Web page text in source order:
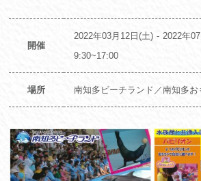
開催
2022年03月12日(土)
2022年
9:30~17:00
場所 南知多ビーチランド／南知多お